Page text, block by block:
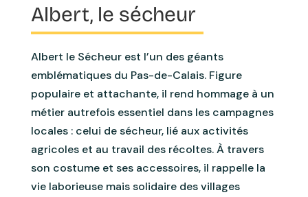
Albert, le sécheur
Albert le Sécheur est l’un des géants
emblématiques du Pas-de-Calais. Figure
populaire et attachante, il rend hommage à un
métier autrefois essentiel dans les campagnes
locales : celui de sécheur, lié aux activités
agricoles et au travail des récoltes. À travers
son costume et ses accessoires, il rappelle la
vie laborieuse mais solidaire des villages